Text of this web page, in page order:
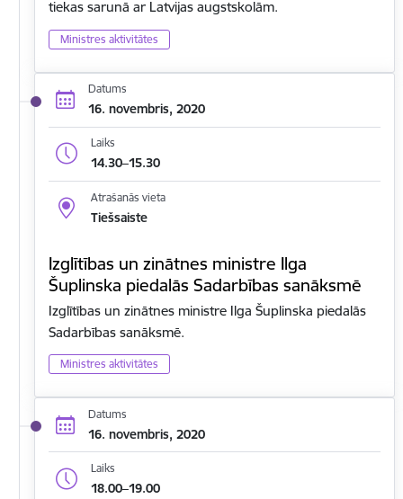
tiekas sarunā ar Latvijas augstskolām.
Ministres aktivitātes
Datums
16. novembris, 2020
Laiks
14.30–15.30
Atrašanās vieta
Tiešsaiste
Izglītības un zinātnes ministre Ilga
Šuplinska piedalās Sadarbības sanāksmē
Izglītības un zinātnes ministre Ilga Šuplinska piedalās
Sadarbības sanāksmē.
Ministres aktivitātes
Datums
16. novembris, 2020
Laiks
18.00–19.00